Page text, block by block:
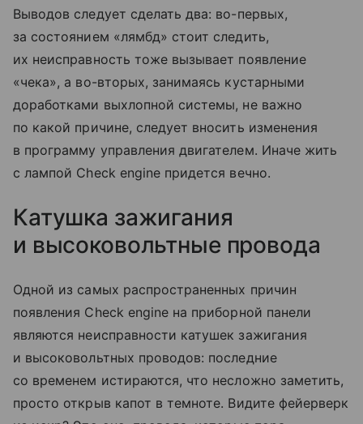
Выводов следует сделать два: во-первых,
за состоянием «лямбд» стоит следить,
их неисправность тоже вызывает появление
«чека», а во-вторых, занимаясь кустарными
доработками выхлопной системы, не важно
по какой причине, следует вносить изменения
в программу управления двигателем. Иначе жить
с лампой Check engine придется вечно.
Катушка зажигания
и высоковольтные провода
Одной из самых распространенных причин
появления Check engine на приборной панели
являются неисправности катушек зажигания
и высоковольтных проводов: последние
со временем истираются, что несложно заметить,
просто открыв капот в темноте. Видите фейерверк